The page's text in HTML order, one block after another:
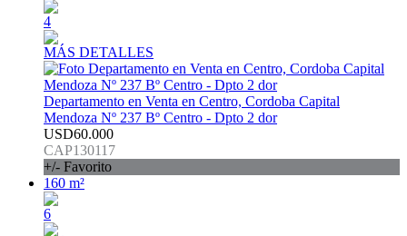
4
MÁS DETALLES
Departamento en Venta en Centro, Cordoba Capital
Mendoza Nº 237 Bº Centro - Dpto 2 dor
USD60.000
CAP130117
+/- Favorito
160 m²
6